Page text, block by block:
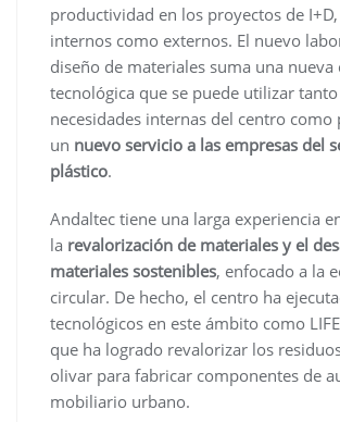
productividad en los proyectos de
internos como externos. El nuevo
diseño de materiales suma una nueva
tecnológica que se puede utilizar
necesidades internas del centro como
un nuevo servicio a las empresas del
plástico.
Andaltec tiene una larga experiencia
la revalorización de materiales y el
materiales sostenibles, enfocado a la
circular. De hecho, el centro ha
tecnológicos en este ámbito como
que ha logrado revalorizar los
olivar para fabricar componentes de
mobiliario urbano.